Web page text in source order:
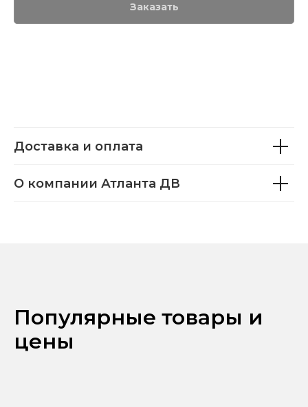
Заказать
Доставка и оплата
О компании Атланта ДВ
Популярные товары и
цены